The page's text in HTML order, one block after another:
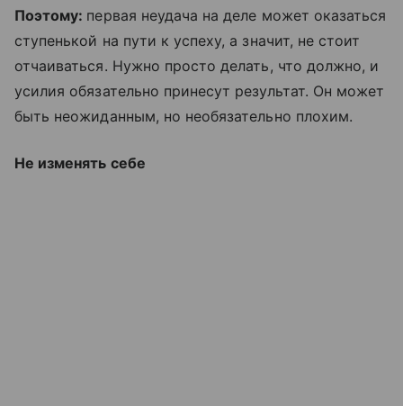
Поэтому: первая неудача на деле может оказаться
ступенькой на пути к успеху, а значит, не стоит
отчаиваться. Нужно просто делать, что должно, и
усилия обязательно принесут результат. Он может
быть неожиданным, но необязательно плохим.
Не изменять себе